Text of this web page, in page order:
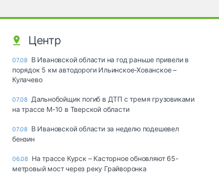
Центр
07.08 В Ивановской области на год раньше привели в
порядок 5 км автодороги Ильинское-Хованское –
Кулачево
07.08 Дальнобойщик погиб в ДТП с тремя грузовиками
на трассе М-10 в Тверской области
07.08 В Ивановской области за неделю подешевел
бензин
06.08 На трассе Курск – Касторное обновляют 65-
метровый мост через реку Грайворонка